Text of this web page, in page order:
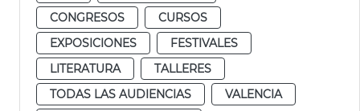
CONGRESOS
CURSOS
EXPOSICIONES
FESTIVALES
LITERATURA
TALLERES
TODAS LAS AUDIENCIAS
VALENCIA